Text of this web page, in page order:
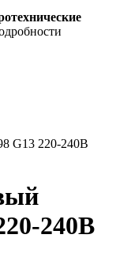
G13 220-240В
240В